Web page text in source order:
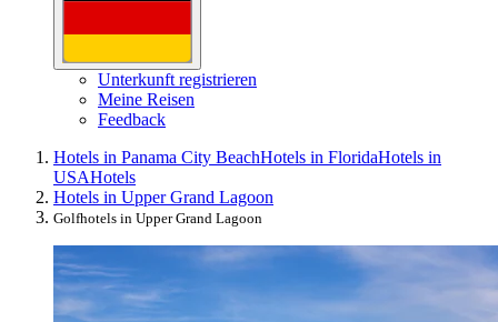
Unterkunft registrieren
Meine Reisen
Feedback
Hotels in Panama City BeachHotels in FloridaHotels in
USAHotels
Hotels in Upper Grand Lagoon
Golfhotels in Upper Grand Lagoon